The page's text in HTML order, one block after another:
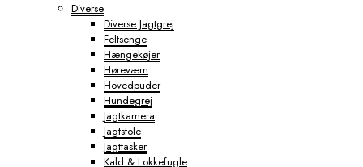
Diverse
Diverse Jagtgrej
Feltsenge
Hængekøjer
Høreværn
Hovedpuder
Hundegrej
Jagtkamera
Jagtstole
Jagttasker
Kald & Lokkefugle